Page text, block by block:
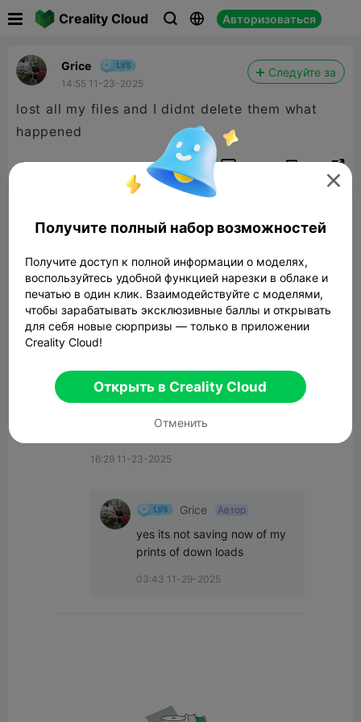
Creality Cloud   Авторизоваться
Grice
14:55 11-23-2025
Следуйте за
lost all my files and I didnt delete them what
happened
 Сообщить об этом  2 
Комментарий
Все комментарии(2)
Biob
From your profile?
16:29 11-23-2025
Grice Автор
yes its not saving now of my
prints of down loads
03:43 11-29-2025

Получите полный набор возможностей
Получите доступ к полной информации о моделях,
воспользуйтесь удобной функцией нарезки в облаке и
печатью в один клик. Взаимодействуйте с моделями,
чтобы зарабатывать эксклюзивные баллы и открывать
для себя новые сюрпризы — только в приложении
Creality Cloud!
Открыть в Creality Cloud
Отменить